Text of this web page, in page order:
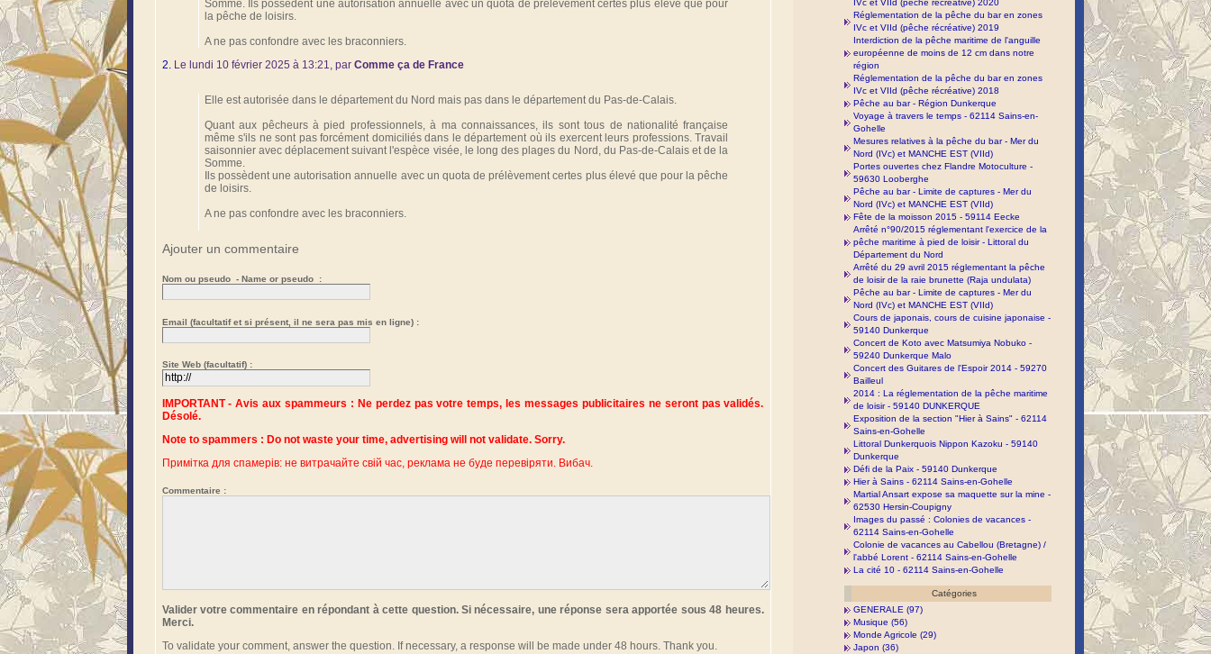
Somme. Ils possèdent une autorisation annuelle avec un quota de prélèvement certes plus élevé que pour
la pêche de loisirs.
A ne pas confondre avec les braconniers.
2.Le lundi 10 février 2025 à 13:21, par Comme ça de France
Elle est autorisée dans le département du Nord mais pas dans le département du Pas-de-Calais.
Quant aux pêcheurs à pied professionnels, à ma connaissances, ils sont tous de nationalité française
même s'ils ne sont pas forcément domiciliés dans le département où ils exercent leurs professions. Travail
saisonnier avec déplacement suivant l'espèce visée, le long des plages du Nord, du Pas-de-Calais et de la
Somme.
Ils possèdent une autorisation annuelle avec un quota de prélèvement certes plus élevé que pour la pêche
de loisirs.
A ne pas confondre avec les braconniers.
Ajouter un commentaire
Nom ou pseudo - Name or pseudo :
Email (facultatif et si présent, il ne sera pas mis en ligne) :
Site Web (facultatif) :
IMPORTANT - Avis aux spammeurs : Ne perdez pas votre temps, les messages publicitaires ne seront pas validés.
Désolé.
Note to spammers : Do not waste your time, advertising will not validate. Sorry.
Примітка для спамерів: не витрачайте свій час, реклама не буде перевіряти. Вибач.
Commentaire :
Valider votre commentaire en répondant à cette question. Si nécessaire, une réponse sera apportée sous 48 heures.
Merci.
To validate your comment, answer the question. If necessary, a response will be made under 48 hours. Thank you.
IVc et VIId (pêche récréative) 2020
Réglementation de la pêche du bar en zones
IVc et VIId (pêche récréative) 2019
Interdiction de la pêche maritime de l'anguille
européenne de moins de 12 cm dans notre
région
Réglementation de la pêche du bar en zones
IVc et VIId (pêche récréative) 2018
Pêche au bar - Région Dunkerque
Voyage à travers le temps - 62114 Sains-en-
Gohelle
Mesures relatives à la pêche du bar - Mer du
Nord (IVc) et MANCHE EST (VIId)
Portes ouvertes chez Flandre Motoculture -
59630 Looberghe
Pêche au bar - Limite de captures - Mer du
Nord (IVc) et MANCHE EST (VIId)
Fête de la moisson 2015 - 59114 Eecke
Arrêté n°90/2015 réglementant l'exercice de la
pêche maritime à pied de loisir - Littoral du
Département du Nord
Arrêté du 29 avril 2015 réglementant la pêche
de loisir de la raie brunette (Raja undulata)
Pêche au bar - Limite de captures - Mer du
Nord (IVc) et MANCHE EST (VIId)
Cours de japonais, cours de cuisine japonaise -
59140 Dunkerque
Concert de Koto avec Matsumiya Nobuko -
59240 Dunkerque Malo
Concert des Guitares de l'Espoir 2014 - 59270
Bailleul
2014 : La réglementation de la pêche maritime
de loisir - 59140 DUNKERQUE
Exposition de la section "Hier à Sains" - 62114
Sains-en-Gohelle
Littoral Dunkerquois Nippon Kazoku - 59140
Dunkerque
Défi de la Paix - 59140 Dunkerque
Hier à Sains - 62114 Sains-en-Gohelle
Martial Ansart expose sa maquette sur la mine -
62530 Hersin-Coupigny
Images du passé : Colonies de vacances -
62114 Sains-en-Gohelle
Colonie de vacances au Cabellou (Bretagne) /
l'abbé Lorent - 62114 Sains-en-Gohelle
La cité 10 - 62114 Sains-en-Gohelle
Catégories
GENERALE (97)
Musique (56)
Monde Agricole (29)
Japon (36)